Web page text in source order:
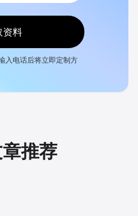
资料
入电话后将立即定制方
推荐